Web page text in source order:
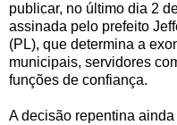
publicar, no último dia 2
assinada pelo prefeito
(PL), que determina a
municipais, servidores
funções de confiança.
A decisão repentina